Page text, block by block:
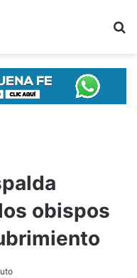
obispos